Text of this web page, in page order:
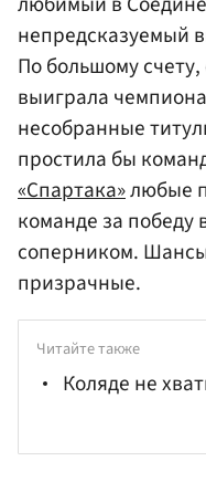
непредсказуемый
По большому
выиграла
несобранные
простила бы
«Спартака»любые
команде за
соперником.
призрачные.
Читайте также
Коляде не